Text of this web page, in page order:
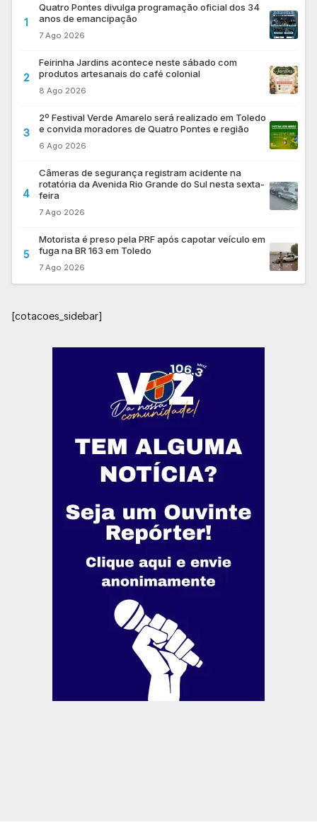
1
Quatro Pontes divulga programação oficial dos 34
anos de emancipação
7 Ago 2026
2
Feirinha Jardins acontece neste sábado com
produtos artesanais do café colonial
8 Ago 2026
3
2º Festival Verde Amarelo será realizado em Toledo
e convida moradores de Quatro Pontes e região
6 Ago 2026
4
Câmeras de segurança registram acidente na
rotatória da Avenida Rio Grande do Sul nesta sexta-
feira
7 Ago 2026
5
Motorista é preso pela PRF após capotar veículo em
fuga na BR 163 em Toledo
7 Ago 2026
[cotacoes_sidebar]